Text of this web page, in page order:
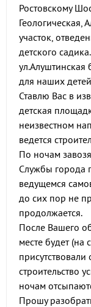
Ростовскому
Геологическая,
участок,
детского
ул.Алуштинская
для наших
Ставлю Вас в
детская
неизвестном
ведется
По ночам
Службы города
ведущемся
до сих пор не
продолжается.
После Вашего
месте будет
строительство
ночам
Прошу